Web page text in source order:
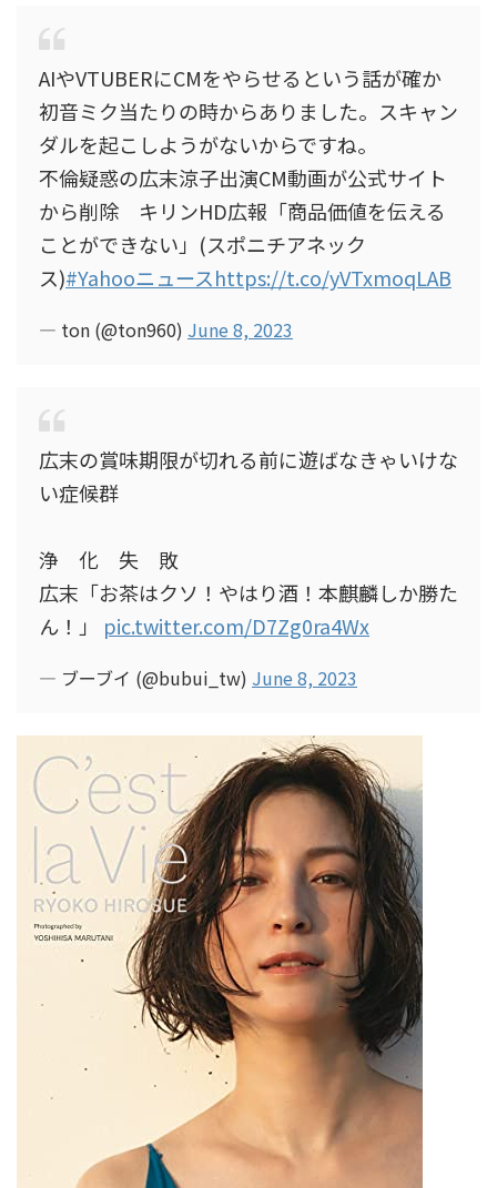
AIやVTUBERにCMをやらせるという話が確か
初音ミク当たりの時からありました。スキャン
ダルを起こしようがないからですね。
不倫疑惑の広末涼子出演CM動画が公式サイト
から削除 キリンHD広報「商品価値を伝える
ことができない」(スポニチアネック
ス)#Yahooニュースhttps://t.co/yVTxmoqLAB
— ton (@ton960) June 8, 2023
広末の賞味期限が切れる前に遊ばなきゃいけな
い症候群
浄 化 失 敗
広末「お茶はクソ！やはり酒！本麒麟しか勝た
ん！」 pic.twitter.com/D7Zg0ra4Wx
— ブーブイ (@bubui_tw) June 8, 2023